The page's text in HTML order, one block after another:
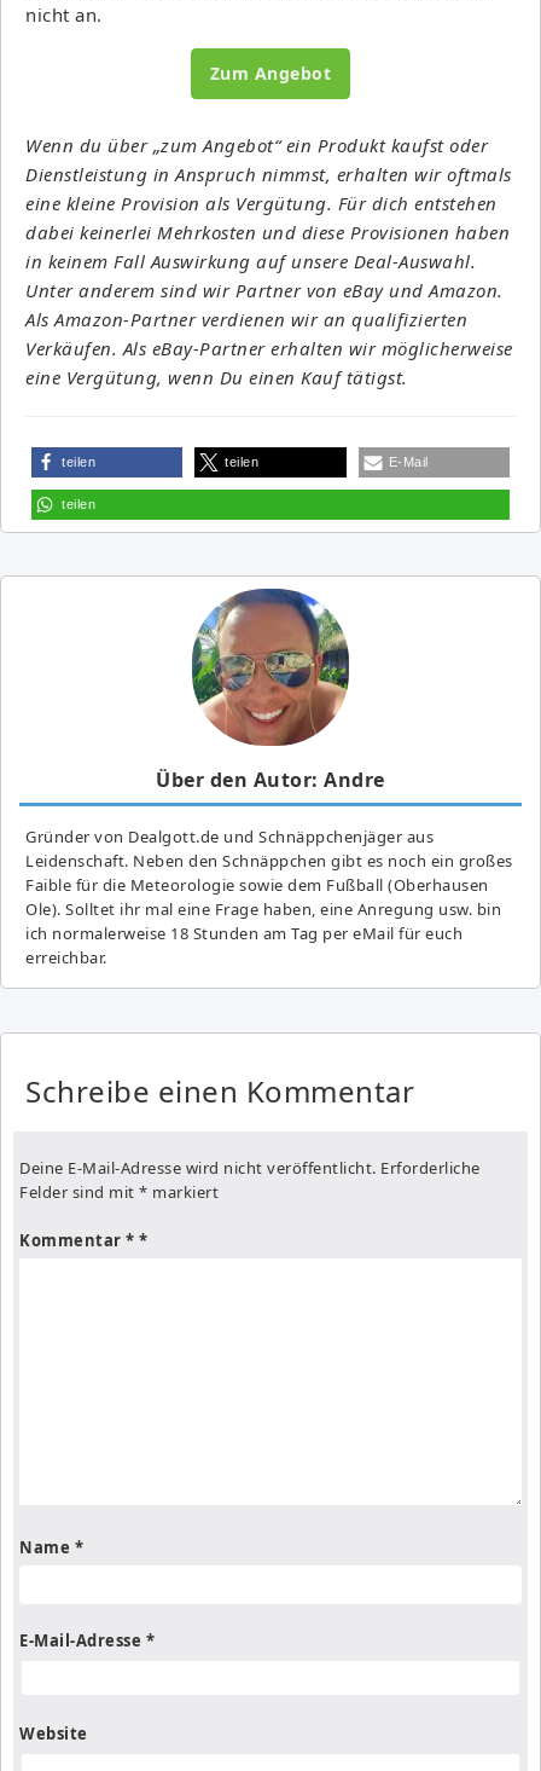
nicht an.
Zum Angebot
Wenn du über „zum Angebot“ ein Produkt kaufst oder
Dienstleistung in Anspruch nimmst, erhalten wir oftmals
eine kleine Provision als Vergütung. Für dich entstehen
dabei keinerlei Mehrkosten und diese Provisionen haben
in keinem Fall Auswirkung auf unsere Deal-Auswahl.
Unter anderem sind wir Partner von eBay und Amazon.
Als Amazon-Partner verdienen wir an qualifizierten
Verkäufen. Als eBay-Partner erhalten wir möglicherweise
eine Vergütung, wenn Du einen Kauf tätigst.
teilen teilen E-Mail
teilen
Über den Autor: Andre
Gründer von Dealgott.de und Schnäppchenjäger aus
Leidenschaft. Neben den Schnäppchen gibt es noch ein großes
Fai­ble für die Meteorologie sowie dem Fußball (Oberhausen
Ole). Solltet ihr mal eine Frage haben, eine Anregung usw. bin
ich normalerweise 18 Stunden am Tag per eMail für euch
erreichbar.
Schreibe einen Kommentar
Deine E-Mail-Adresse wird nicht veröffentlicht. Erforderliche
Felder sind mit * markiert
Kommentar *
Name *
E-Mail-Adresse *
Website